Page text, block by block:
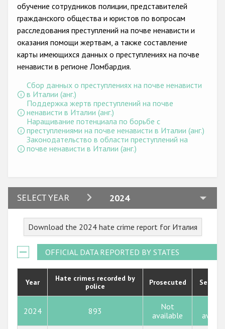
обучение сотрудников полиции, представителей
гражданского общества и юристов по вопросам
расследования преступлений на почве ненависти и
оказания помощи жертвам, а также составление
карты имеющихся данных о преступлениях на почве
ненависти в регионе Ломбардия.
Сбор данных о преступлениях на почве ненависти
в Италии (анг.)
Поддержка жертв преступлений на почве
ненависти в Италии (анг.)
Наращивание потенциала по борьбе с
преступлениями на почве ненависти в Италии (анг.)
Законодательство в области преступлений на
почве ненависти в Италии (анг.)
SELECT YEAR 2024
2024
2022
2021
2020
2017
Download the 2024 hate crime report for Италия
OFFICIAL DATA REPORTED BY STATES
Year
Hate crimes recorded by
police
Prosecuted
2024 893
Not
available